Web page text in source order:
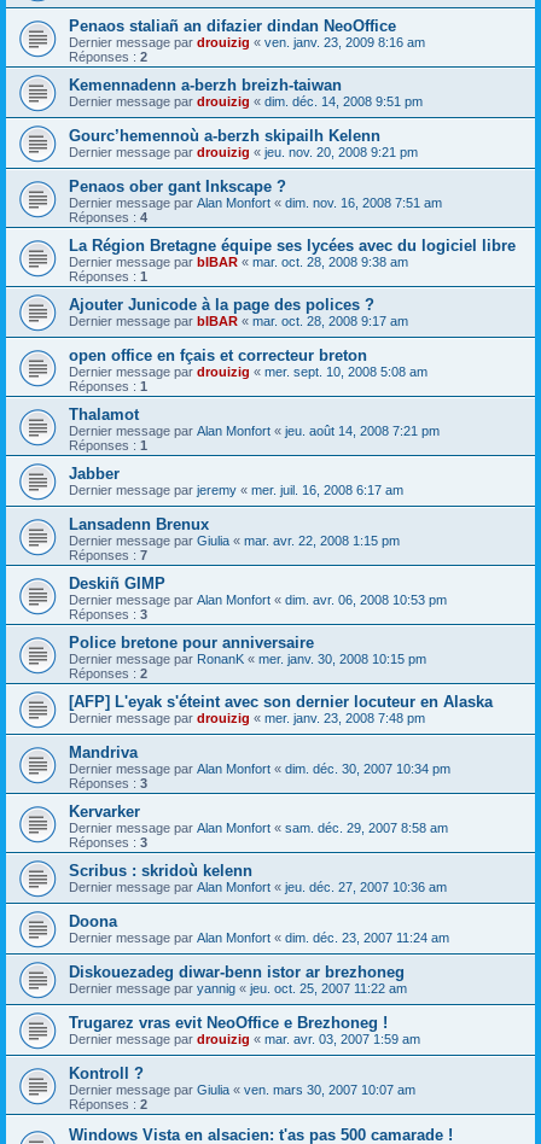
Penaos staliañ an difazier dindan NeoOffice
Dernier message par drouizig « ven. janv. 23, 2009 8:16 am
Réponses : 2
Kemennadenn a-berzh breizh-taiwan
Dernier message par drouizig « dim. déc. 14, 2008 9:51 pm
Gourc’hemennoù a-berzh skipailh Kelenn
Dernier message par drouizig « jeu. nov. 20, 2008 9:21 pm
Penaos ober gant Inkscape ?
Dernier message par Alan Monfort « dim. nov. 16, 2008 7:51 am
Réponses : 4
La Région Bretagne équipe ses lycées avec du logiciel libre
Dernier message par bIBAR « mar. oct. 28, 2008 9:38 am
Réponses : 1
Ajouter Junicode à la page des polices ?
Dernier message par bIBAR « mar. oct. 28, 2008 9:17 am
open office en fçais et correcteur breton
Dernier message par drouizig « mer. sept. 10, 2008 5:08 am
Réponses : 1
Thalamot
Dernier message par Alan Monfort « jeu. août 14, 2008 7:21 pm
Réponses : 1
Jabber
Dernier message par jeremy « mer. juil. 16, 2008 6:17 am
Lansadenn Brenux
Dernier message par Giulia « mar. avr. 22, 2008 1:15 pm
Réponses : 7
Deskiñ GIMP
Dernier message par Alan Monfort « dim. avr. 06, 2008 10:53 pm
Réponses : 3
Police bretone pour anniversaire
Dernier message par RonanK « mer. janv. 30, 2008 10:15 pm
Réponses : 2
[AFP] L'eyak s'éteint avec son dernier locuteur en Alaska
Dernier message par drouizig « mer. janv. 23, 2008 7:48 pm
Mandriva
Dernier message par Alan Monfort « dim. déc. 30, 2007 10:34 pm
Réponses : 3
Kervarker
Dernier message par Alan Monfort « sam. déc. 29, 2007 8:58 am
Réponses : 3
Scribus : skridoù kelenn
Dernier message par Alan Monfort « jeu. déc. 27, 2007 10:36 am
Doona
Dernier message par Alan Monfort « dim. déc. 23, 2007 11:24 am
Diskouezadeg diwar-benn istor ar brezhoneg
Dernier message par yannig « jeu. oct. 25, 2007 11:22 am
Trugarez vras evit NeoOffice e Brezhoneg !
Dernier message par drouizig « mar. avr. 03, 2007 1:59 am
Kontroll ?
Dernier message par Giulia « ven. mars 30, 2007 10:07 am
Réponses : 2
Windows Vista en alsacien: t'as pas 500 camarade !